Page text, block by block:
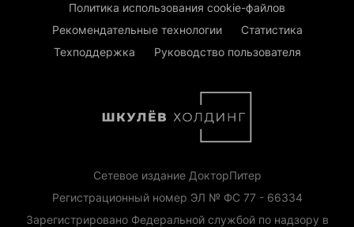
Политика использования cookie-файлов
Рекомендательные технологии
Статистика
Техподдержка
Руководство пользователя
Сетевое издание ДокторПитер
Регистрационный номер ЭЛ № ФС 77 - 66334
Зарегистрировано Федеральной службой по надзору в